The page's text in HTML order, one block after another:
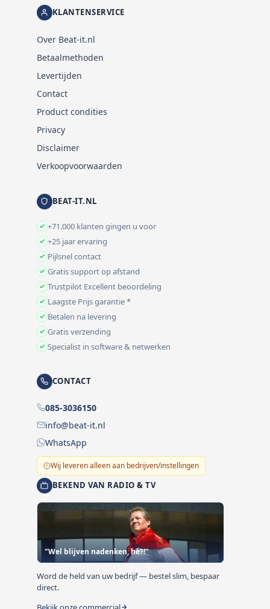
KLANTENSERVICE
Over Beat-it.nl
Betaalmethoden
Levertijden
Contact
Product condities
Privacy
Disclaimer
Verkoopvoorwaarden
BEAT-IT.NL
+71.000 klanten gingen u voor
+25 jaar ervaring
Pijlsnel contact
Gratis support op afstand
Trustpilot Excellent beoordeling
Laagste Prijs garantie *
Betalen na levering
Gratis verzending
Specialist in software & netwerken
CONTACT
085-3036150
info@beat-it.nl
WhatsApp
Wij leveren alleen aan bedrijven/instellingen
BEKEND VAN RADIO & TV
"Wel blijven nadenken, hè?!"
Word de held van uw bedrijf — bestel slim, bespaar
direct.